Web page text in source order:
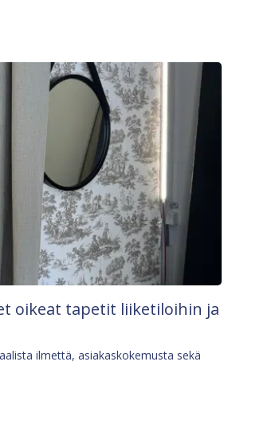
oikeat tapetit liiketiloihin ja
ilmettä, asiakaskokemusta sekä